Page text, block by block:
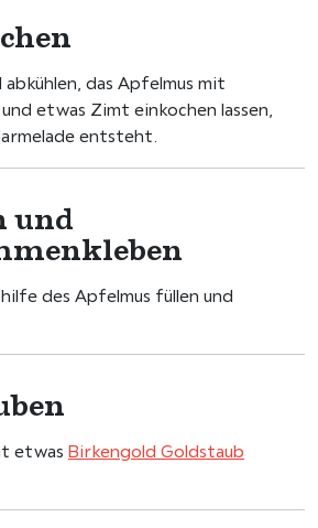
das Apfelmus mit
und etwas Zimt einkochen lassen,
entsteht.
und
des Apfelmus füllen und
etwas Birkengold Goldstaub